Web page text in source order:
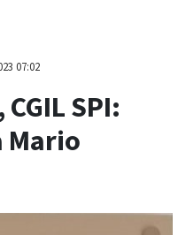
07:02
SPI:
Mario